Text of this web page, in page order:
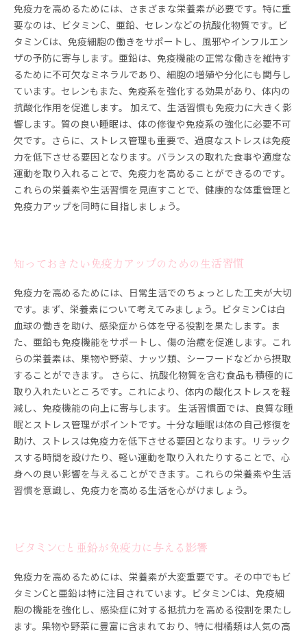
免疫力を高めるためには、さまざまな栄養素が必要です。特に重
要なのは、ビタミンC、亜鉛、セレンなどの抗酸化物質です。ビ
タミンCは、免疫細胞の働きをサポートし、風邪やインフルエン
ザの予防に寄与します。亜鉛は、免疫機能の正常な働きを維持す
るために不可欠なミネラルであり、細胞の増殖や分化にも関与し
ています。セレンもまた、免疫系を強化する効果があり、体内の
抗酸化作用を促進します。 加えて、生活習慣も免疫力に大きく影
響します。質の良い睡眠は、体の修復や免疫系の強化に必要不可
欠です。さらに、ストレス管理も重要で、過度なストレスは免疫
力を低下させる要因となります。バランスの取れた食事や適度な
運動を取り入れることで、免疫力を高めることができるのです。
これらの栄養素や生活習慣を見直すことで、健康的な体重管理と
免疫力アップを同時に目指しましょう。
知っておきたい免疫力アップのための生活習慣
免疫力を高めるためには、日常生活でのちょっとした工夫が大切
です。まず、栄養素について考えてみましょう。ビタミンCは白
血球の働きを助け、感染症から体を守る役割を果たします。ま
た、亜鉛も免疫機能をサポートし、傷の治癒を促進します。これ
らの栄養素は、果物や野菜、ナッツ類、シーフードなどから摂取
することができます。 さらに、抗酸化物質を含む食品も積極的に
取り入れたいところです。これにより、体内の酸化ストレスを軽
減し、免疫機能の向上に寄与します。 生活習慣面では、良質な睡
眠とストレス管理がポイントです。十分な睡眠は体の自己修復を
助け、ストレスは免疫力を低下させる要因となります。リラック
スする時間を設けたり、軽い運動を取り入れたりすることで、心
身への良い影響を与えることができます。これらの栄養素や生活
習慣を意識し、免疫力を高める生活を心がけましょう。
ビタミンCと亜鉛が免疫力に与える影響
免疫力を高めるためには、栄養素が大変重要です。その中でもビ
タミンCと亜鉛は特に注目されています。ビタミンCは、免疫細
胞の機能を強化し、感染症に対する抵抗力を高める役割を果たし
ます。果物や野菜に豊富に含まれており、特に柑橘類は人気の高